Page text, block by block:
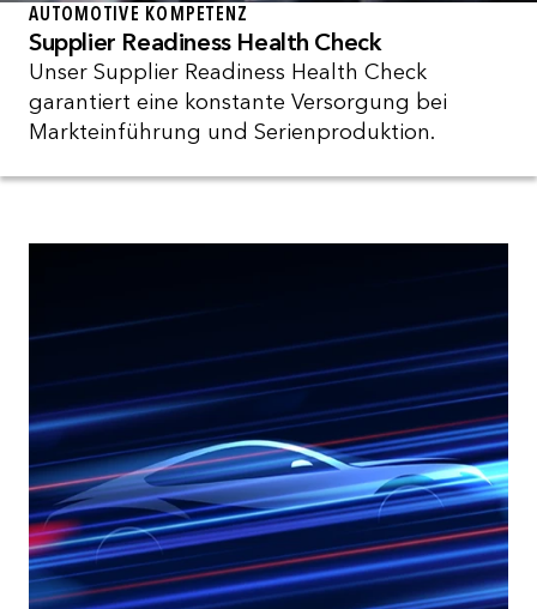
AUTOMOTIVE KOMPETENZ
Supplier Readiness Health Check
Unser Supplier Readiness Health Check
garantiert eine konstante Versorgung bei
Markteinführung und Serienproduktion.